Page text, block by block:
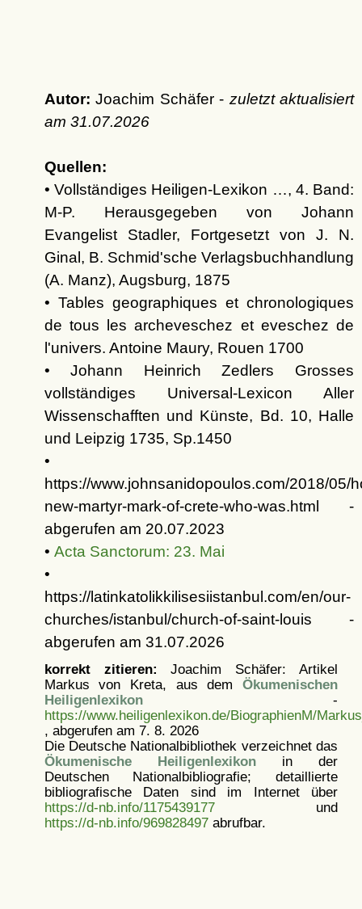
Autor: Joachim Schäfer - zuletzt aktualisiert
am 31.07.2026
Quellen:
• Vollständiges Heiligen-Lexikon …, 4. Band:
M-P. Herausgegeben von Johann
Evangelist Stadler, Fortgesetzt von J. N.
Ginal, B. Schmid'sche Verlagsbuchhandlung
(A. Manz), Augsburg, 1875
• Tables geographiques et chronologiques
de tous les archeveschez et eveschez de
l'univers. Antoine Maury, Rouen 1700
• Johann Heinrich Zedlers Grosses
vollständiges Universal-Lexicon Aller
Wissenschafften und Künste, Bd. 10, Halle
und Leipzig 1735, Sp.1450
•
https://www.johnsanidopoulos.com/2018/05/
new-martyr-mark-of-crete-who-was.html -
abgerufen am 20.07.2023
• Acta Sanctorum: 23. Mai
•
https://latinkatolikkilisesiistanbul.com/en/our-
churches/istanbul/church-of-saint-louis -
abgerufen am 31.07.2026
korrekt zitieren: Joachim Schäfer: Artikel
Markus von Kreta, aus dem Ökumenischen
Heiligenlexikon-
https://www.heiligenlexikon.de/BiographienM/
, abgerufen am 7. 8. 2026
Die Deutsche Nationalbibliothek verzeichnet das
Ökumenische Heiligenlexikonin der
Deutschen Nationalbibliografie; detaillierte
bibliografische Daten sind im Internet über
https://d-nb.info/1175439177und
https://d-nb.info/969828497abrufbar.